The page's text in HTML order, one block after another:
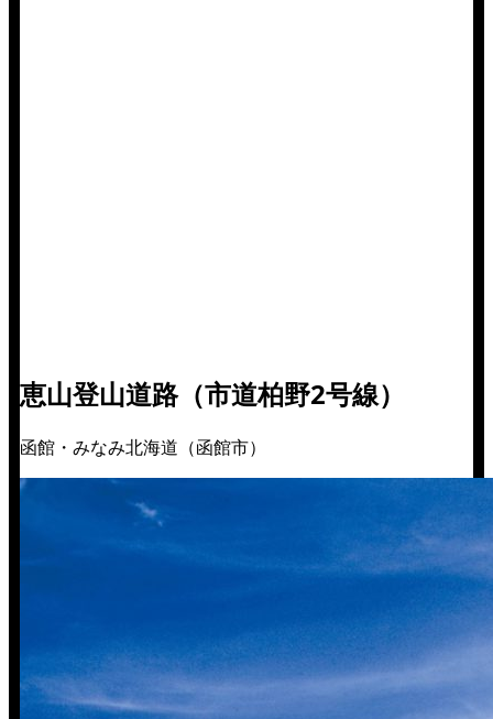
恵山登山道路（市道柏野2号線）
函館・みなみ北海道（函館市）